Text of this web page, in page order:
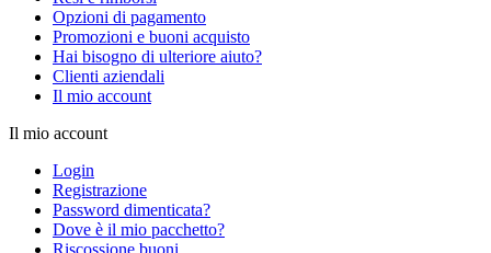
Opzioni di pagamento
Promozioni e buoni acquisto
Hai bisogno di ulteriore aiuto?
Clienti aziendali
Il mio account
Il mio account
Login
Registrazione
Password dimenticata?
Dove è il mio pacchetto?
Riscossione buoni